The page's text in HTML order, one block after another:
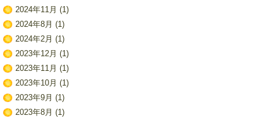
2024年11月 (1)
2024年8月 (1)
2024年2月 (1)
2023年12月 (1)
2023年11月 (1)
2023年10月 (1)
2023年9月 (1)
2023年8月 (1)